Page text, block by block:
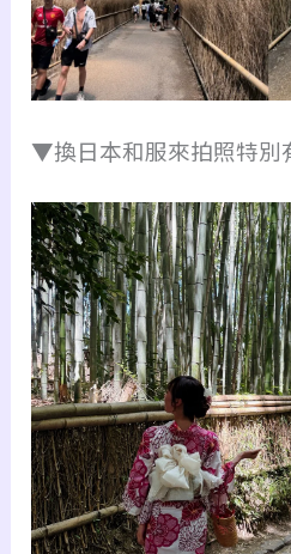
▼換日本和服來拍照特別